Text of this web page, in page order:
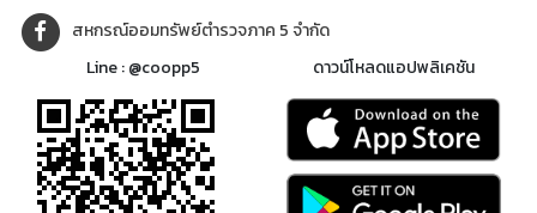
สหกรณ์ออมทรัพย์ตำรวจภาค 5 จำกัด
Line : @coopp5
ดาวน์โหลดแอปพลิเคชัน